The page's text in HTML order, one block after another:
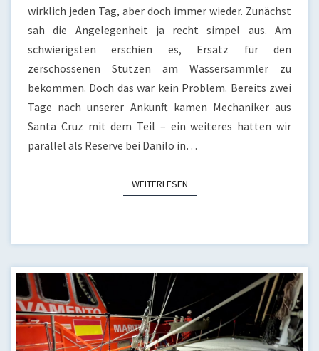
wirklich jeden Tag, aber doch immer wieder. Zunächst
sah die Angelegenheit ja recht simpel aus. Am
schwierigsten erschien es, Ersatz für den
zerschossenen Stutzen am Wassersammler zu
bekommen. Doch das war kein Problem. Bereits zwei
Tage nach unserer Ankunft kamen Mechaniker aus
Santa Cruz mit dem Teil – ein weiteres hatten wir
parallel als Reserve bei Danilo in…
WEITERLESENWEITERLESEN